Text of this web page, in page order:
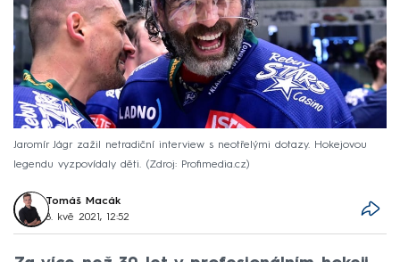
Jaromír Jágr zažil netradiční interview s neotřelými dotazy. Hokejovou
legendu vyzpovídaly děti.
Zdroj: Profimedia.cz
Tomáš Macák
8. kvě 2021, 12:52